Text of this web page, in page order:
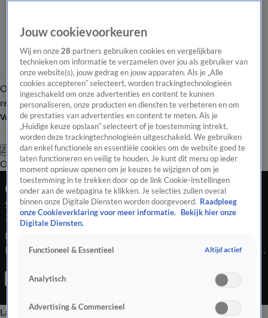
Overzicht Laatste nieuws Regionieuws Het beste van Hart
Tip de
redactie
Volg Hart van Nederland
Zoeken
OverzichtRegioUitzendingenWeerTip de redactiePanelVideo's
Ochtend Editie
Seizoen 2025, aflevering 4753
3 nov 2025, 08:00
Bekijk aflevering 4753 van Hart van Nederland - Ochtend
Editie uit seizoen 2025 hier. Deze aflevering is uitgezonden op
Editie is een Nieuws programma
Late EditieOchtend EditieVroege Editie
Jouw cookievoorkeuren
Wij en onze28 partners gebruiken cookies en vergelijkbare
technieken om informatie te verzamelen over jou als gebruiker van
onze website(s), jouw gedrag en jouw apparaten. Als je „Alle
cookies accepteren” selecteert, worden trackingtechnologieën
ingeschakeld om onze advertenties en content te kunnen
personaliseren, onze producten en diensten te verbeteren en om
de prestaties van advertenties en content te meten. Als je
„Huidige keuze opslaan” selecteert of je toestemming intrekt,
worden deze trackingtechnologieën uitgeschakeld. We gebruiken
dan enkel functionele en essentiële cookies om de website goed te
laten functioneren en veilig te houden. Je kunt dit menu op ieder
moment opnieuw openen om je keuzes te wijzigen of om je
toestemming in te trekken door op de link Cookie-instellingen
onder aan de webpagina te klikken. Je selecties zullen overal
binnen onze Digitale Diensten worden doorgevoerd. Raadpleeg
onze Cookieverklaring voor meer informatie.
Bekijk hier onze
Digitale Diensten.
Functioneel & Essentieel Altijd actief
Analytisch
Advertising & Commercieel